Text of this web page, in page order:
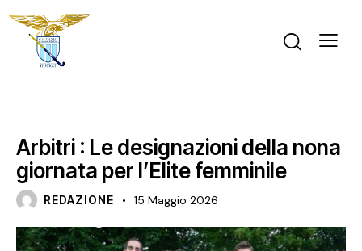
Arbitri : Le designazioni della nona
giornata per l’Elite femminile
REDAZIONE 15 Maggio 2026